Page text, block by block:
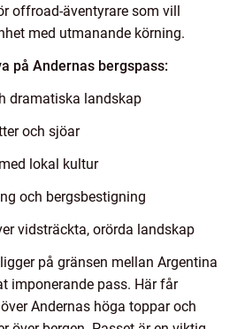
offroad-äventyrare som vill
med utmanande körning.
på Andernas bergspass:
dramatiska landskap
och sjöar
lokal kultur
och bergsbestigning
vidsträckta, orörda landskap
på gränsen mellan Argentina
imponerande pass. Här får
Andernas höga toppar och